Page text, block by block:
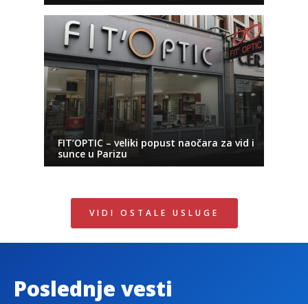
FIT’OPTIC – veliki popust naočara za vid i
sunce u Parizu
VIDI OSTALE USLUGE
Poslednje vesti